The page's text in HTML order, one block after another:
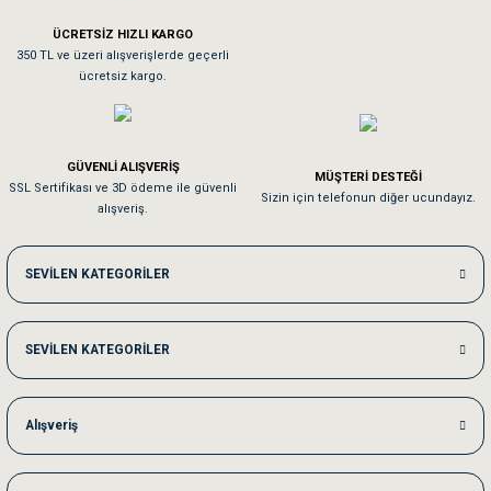
Sa**** On******
Kedilerim beğeniyorlar. Memnunuz. Uygun fiyatta olması iyi.
Me***** Ya******
Akşam verdiğim sipariş bir sonraki gün elime ulaştı. Jack russell köpeğim
Ka***** Ar******
Ufak bir sorun harici sorun olmadı sağolsunlar onuda hemen çözdüler
ÜCRETSİZ HIZLI KARGO
350 TL ve üzeri alışverişlerde geçerli
ücretsiz kargo.
GÜVENLİ ALIŞVERİŞ
SSL Sertifikası ve 3D ödeme ile güvenli
alışveriş.
MÜŞTERİ DESTEĞİ
Sizin için telefonun diğer ucundayız.
SEVİLEN KATEGORİLER
SEVİLEN KATEGORİLER
Alışveriş